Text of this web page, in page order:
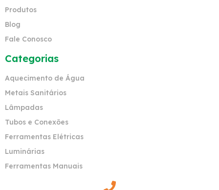
Produtos
Blog
Fale Conosco
Categorias
Aquecimento de Água
Metais Sanitários
Lâmpadas
Tubos e Conexões
Ferramentas Elétricas
Luminárias
Ferramentas Manuais